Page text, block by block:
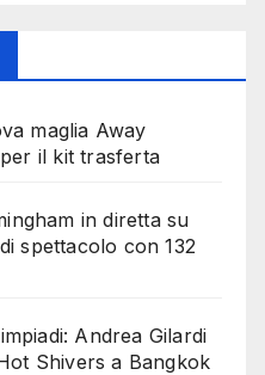
maglia Away
il kit trasferta
in diretta su
spettacolo con 132
Andrea Gilardi
Shivers a Bangkok